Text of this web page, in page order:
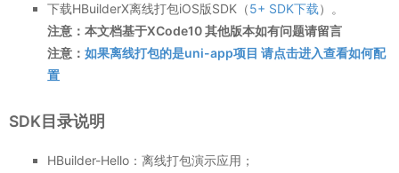
下载HBuilderX离线打包iOS版SDK（5+ SDK下载）。
注意：本文档基于XCode10 其他版本如有问题请留言
注意： 如果离线打包的是uni-app项目 请点击进入查看如何配
置
SDK目录说明
HBuilder-Hello：离线打包演示应用；